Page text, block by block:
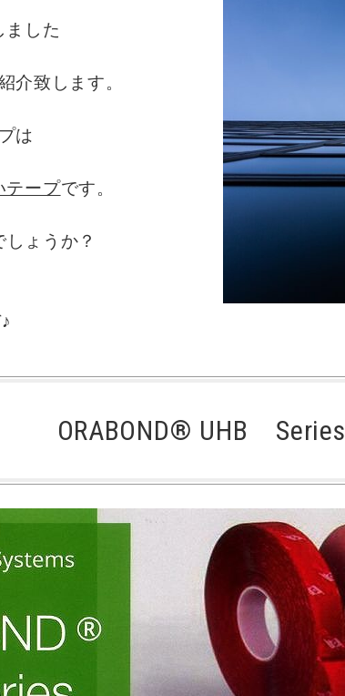
した
介致します。
は
テープです。
ょうか？
ORABOND® UHB Series